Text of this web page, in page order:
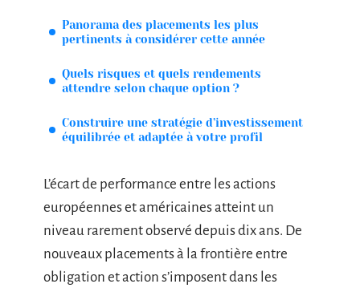
Panorama des placements les plus
pertinents à considérer cette année
Quels risques et quels rendements
attendre selon chaque option ?
Construire une stratégie d’investissement
équilibrée et adaptée à votre profil
L’écart de performance entre les actions
européennes et américaines atteint un
niveau rarement observé depuis dix ans. De
nouveaux placements à la frontière entre
obligation et action s’imposent dans les